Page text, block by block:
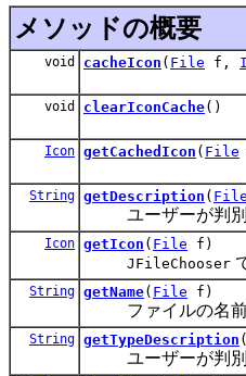
メソッドの概要
void cacheIcon ( File f,
void clearIconCache()
Icon getCachedIcon ( File
String getDescription ( File
ユーザーが判別
Icon getIcon ( File f)
JFileChooser
String getName( File f)
ファイルの名前
String getTypeDescription (
ユーザーが判別で